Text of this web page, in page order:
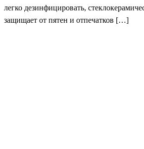
легко дезинфицировать,
защищает от пятен и отпечатков […]